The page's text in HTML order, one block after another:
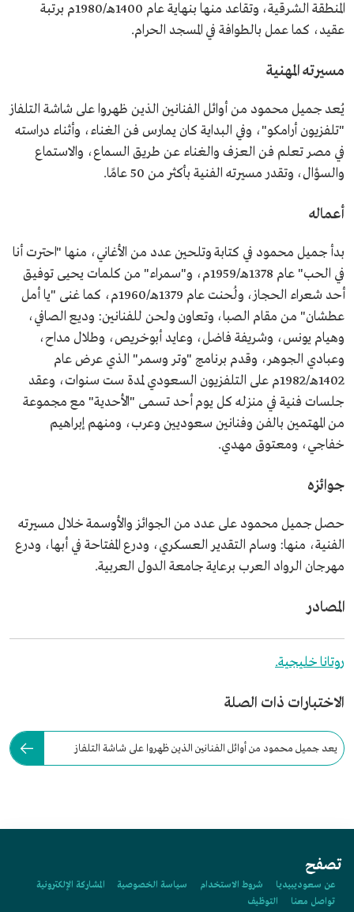
المنطقة الشرقية، وتقاعد منها بنهاية عام 1400هـ/1980م برتبة
عقيد، كما عمل بالطوافة في المسجد الحرام.
مسيرته المهنية
يُعد جميل محمود من أوائل الفنانين الذين ظهروا على شاشة التلفاز
"تلفزيون أرامكو"، وفي البداية كان يمارس فن الغناء، وأثناء دراسته
في مصر تعلم فن العزف والغناء عن طريق السماع، والاستماع
والسؤال، وتقدر مسيرته الفنية بأكثر من 50 عامًا.
أعماله
بدأ جميل محمود في كتابة وتلحين عدد من الأغاني، منها "احترت أنا
في الحب" عام 1378هـ/1959م، و"سمراء" من كلمات يحيى توفيق
أحد شعراء الحجاز، ولُحنت عام 1379هـ/1960م، كما غنى "يا أمل
عطشان" من مقام الصبا، وتعاون ولحن للفنانين: وديع الصافي،
وهيام يونس، وشريفة فاضل، وعايد أبوخريص، وطلال مداح،
وعبادي الجوهر، وقدم برنامج "وتر وسمر" الذي عرض عام
1402هـ/1982م على التلفزيون السعودي لمدة ست سنوات، وعقد
جلسات فنية في منزله كل يوم أحد تسمى "الأحدية" مع مجموعة
من المهتمين بالفن وفنانين سعوديين وعرب، ومنهم إبراهيم
خفاجي، ومعتوق مهدي.
جوائزه
حصل جميل محمود على عدد من الجوائز والأوسمة خلال مسيرته
الفنية، منها: وسام التقدير العسكري، ودرع المفتاحة في أبها، ودرع
مهرجان الرواد العرب برعاية جامعة الدول العربية.
المصادر
روتانا خليجية.
الاختبارات ذات الصلة
يعد جميل محمود من أوائل الفنانين الذين ظهروا على شاشة التلفاز
تصفح
عن سعوديبيديا شروط الاستخدام سياسة الخصوصية
المشاركة الإلكترونية
تواصل معنا
التوظيف